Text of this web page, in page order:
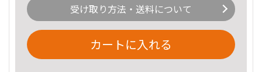
受け取り方法・送料について
カートに入れる